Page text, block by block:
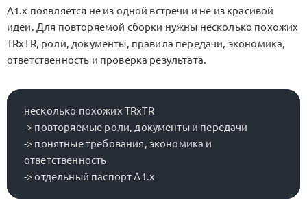
A1.x появляется не из одной встречи и не из красивой
идеи. Для повторяемой сборки нужны несколько похожих
TRxTR, роли, документы, правила передачи, экономика,
ответственность и проверка результата.
несколько похожих TRxTR
-> повторяемые роли, документы и передачи
-> понятные требования, экономика и
ответственность